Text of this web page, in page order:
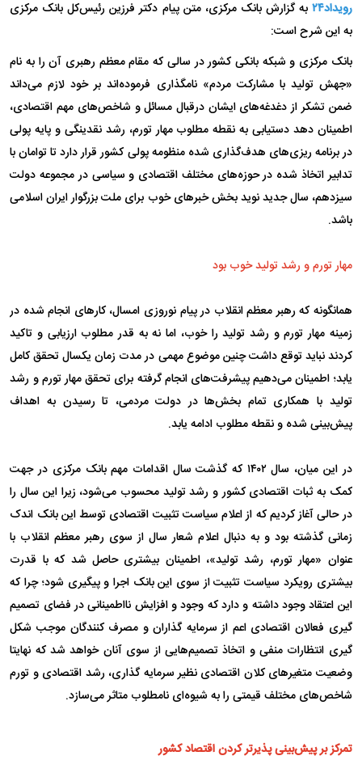
رویداد۲۴
به گزارش بانک مرکزی، متن پیام دکتر فرزین رئیس‌کل بانک مرکزی
به این شرح است:
بانک مرکزی و شبکه بانکی کشور در سالی که مقام معظم رهبری آن را به نام
«جهش تولید با مشارکت مردم» نامگذاری فرموده‌اند بر خود لازم می‌داند
ضمن تشکر از دغدغه‌های ایشان درقبال مسائل و شاخص‌های مهم اقتصادی،
اطمینان دهد دستیابی به نقطه مطلوب مهار تورم، رشد نقدینگی و پایه پولی
در برنامه ریزی‌های هدف‌گذاری شده منظومه پولی کشور قرار دارد تا توامان با
تدابیر اتخاذ شده در حوزه‌های مختلف اقتصادی و سیاسی در مجموعه دولت
سیزدهم، سال جدید نوید بخش خبر‌های خوب برای ملت بزرگوار ایران اسلامی
باشد.
مهار تورم و رشد تولید خوب بود
همانگونه که رهبر معظم انقلاب در پیام نوروزی امسال، کار‌های انجام شده در
زمینه مهار تورم و رشد تولید را خوب، اما نه به قدر مطلوب ارزیابی و تاکید
کردند نباید توقع داشت چنین موضوع مهمی در مدت زمان یکسال تحقق کامل
یابد؛ اطمینان می‌دهیم پیشرفت‌های انجام گرفته برای تحقق مهار تورم و رشد
تولید با همکاری تمام بخش‌ها در دولت مردمی، تا رسیدن به اهداف
پیش‌بینی شده و نقطه مطلوب ادامه یابد.
در این میان، سال ۱۴۰۲ که گذشت سال اقدامات مهم بانک مرکزی در جهت
کمک به ثبات اقتصادی کشور و رشد تولید محسوب می‌شود، زیرا این سال را
در حالی آغاز کردیم که از اعلام سیاست تثبیت اقتصادی توسط این بانک اندک
زمانی گذشته بود و به دنبال اعلام شعار سال از سوی رهبر معظم انقلاب با
عنوان «مهار تورم، رشد تولید»، اطمینان بیشتری حاصل شد که با قدرت
بیشتری رویکرد سیاست تثبیت از سوی این بانک اجرا و پیگیری شود؛ چرا که
این اعتقاد وجود داشته و دارد که وجود و افزایش نااطمینانی در فضای تصمیم
گیری فعالان اقتصادی اعم از سرمایه گذاران و مصرف کنندگان موجب شکل
گیری انتظارات منفی و اتخاذ تصمیم‌هایی از سوی آنان خواهد شد که نهایتا
وضعیت متغیر‌های کلان اقتصادی نظیر سرمایه گذاری، رشد اقتصادی و تورم
شاخص‌های مختلف قیمتی را به شیوه‌ای نامطلوب متاثر می‌سازد.
تمرکز بر پیش‌بینی پذیرتر کردن اقتصاد کشور